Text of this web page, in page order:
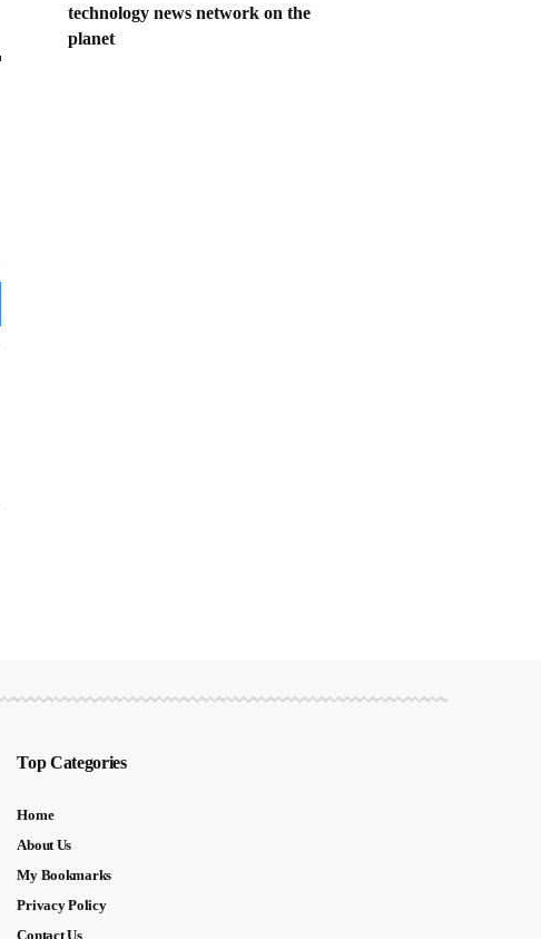
technology news network on the
planet
Top Categories
Home
About Us
My Bookmarks
Privacy Policy
Contact Us